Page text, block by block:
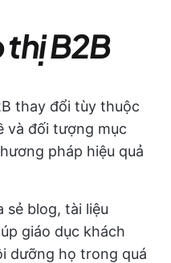
B2B
thay đổi tùy thuộc
và đối tượng mục
pháp hiệu quả
sẻ blog, tài liệu
giáo dục khách
dưỡng họ trong quá